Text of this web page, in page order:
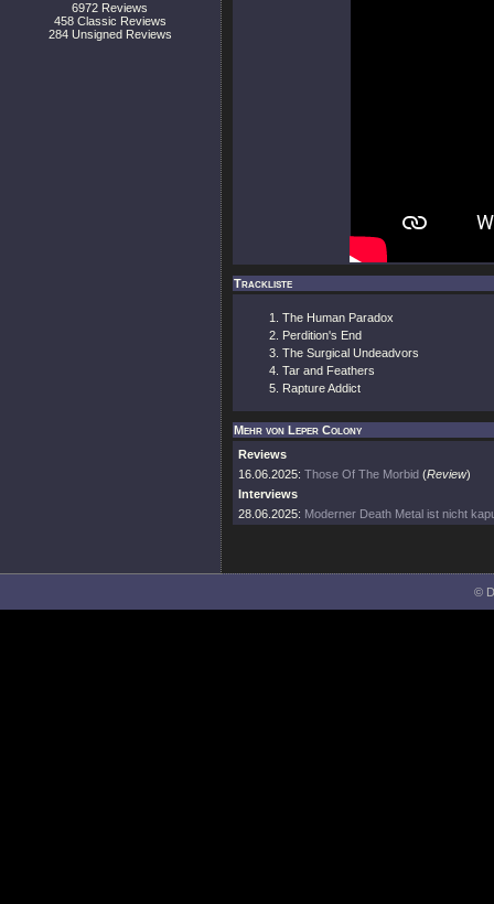
6972 Reviews
458 Classic Reviews
284 Unsigned Reviews
Trackliste
The Human Paradox
Perdition's End
The Surgical Undeadvors
Tar and Feathers
Rapture Addict
Mehr von Leper Colony
Reviews
16.06.2025: Those Of The Morbid (Review)
Interviews
28.06.2025: Moderner Death Metal ist nicht
©